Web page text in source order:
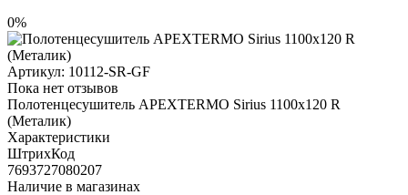
0%
Артикул: 10112-SR-GF
Пока нет отзывов
Полотенцесушитель APEXTERMO Sirius 1100x120 R
(Металик)
Характеристики
ШтрихКод
7693727080207
Наличие в магазинах